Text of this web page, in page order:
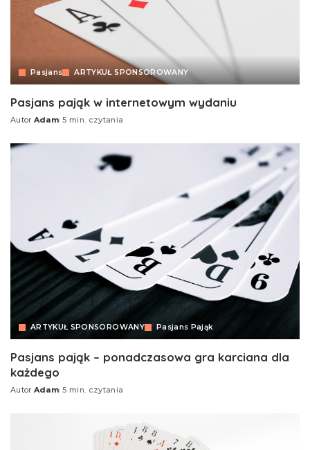
Pasjans ARTYKUŁ SPONSOROWANY
Pasjans pająk w internetowym wydaniu
Autor Adam 5 min. czytania
ARTYKUŁ SPONSOROWANY Pasjans Pająk
Pasjans pająk – ponadczasowa gra karciana dla
każdego
Autor Adam 5 min. czytania